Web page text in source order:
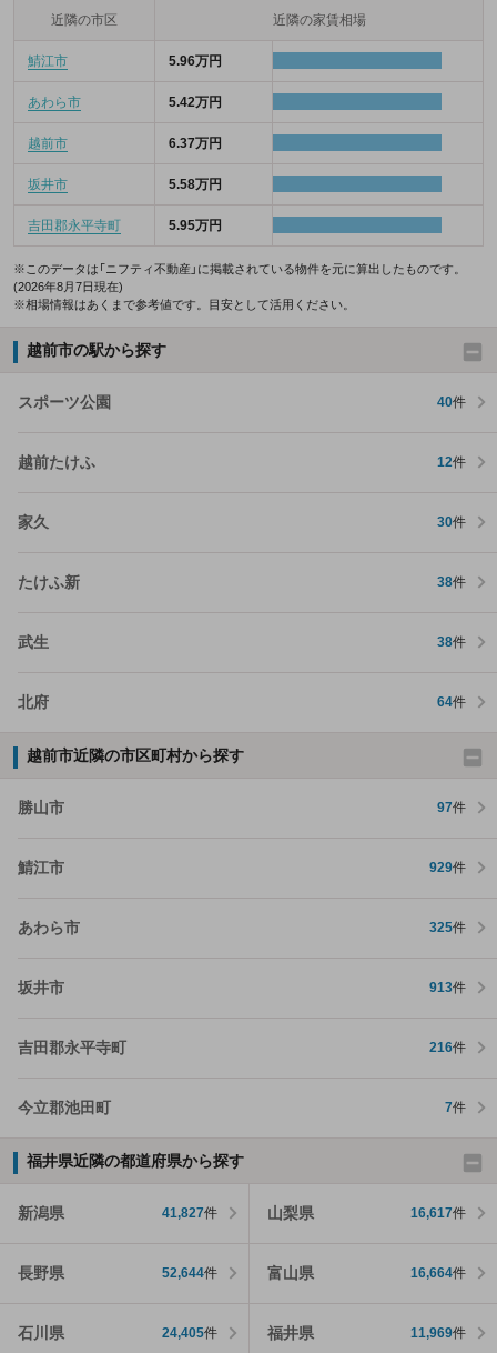
近隣の市区 近隣の家賃相場
鯖江市 5.96万円
あわら市 5.42万円
越前市 6.37万円
坂井市 5.58万円
吉田郡永平寺町 5.95万円
※このデータは「ニフティ不動産」に掲載されている物件を元に算出したものです。
(2026年8月7日現在)
※相場情報はあくまで参考値です。目安として活用ください。
越前市の駅から探す
スポーツ公園 40件
越前たけふ 12件
家久 30件
たけふ新 38件
武生 38件
北府 64件
越前市近隣の市区町村から探す
勝山市 97件
鯖江市 929件
あわら市 325件
坂井市 913件
吉田郡永平寺町 216件
今立郡池田町 7件
福井県近隣の都道府県から探す
新潟県 41,827件 山梨県 16,617件
長野県 52,644件 富山県 16,664件
石川県 24,405件 福井県 11,969件